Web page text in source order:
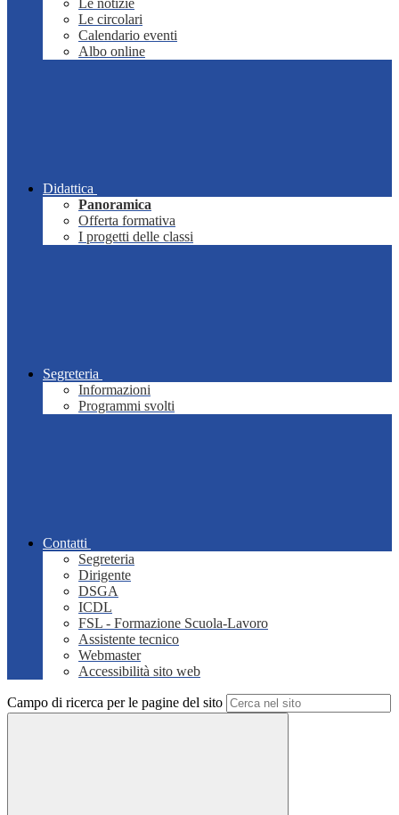
Le notizie
Le circolari
Calendario eventi
Albo online
Didattica
Panoramica
Offerta formativa
I progetti delle classi
Segreteria
Informazioni
Programmi svolti
Contatti
Segreteria
Dirigente
DSGA
ICDL
FSL - Formazione Scuola-Lavoro
Assistente tecnico
Webmaster
Accessibilità sito web
Campo di ricerca per le pagine del sito